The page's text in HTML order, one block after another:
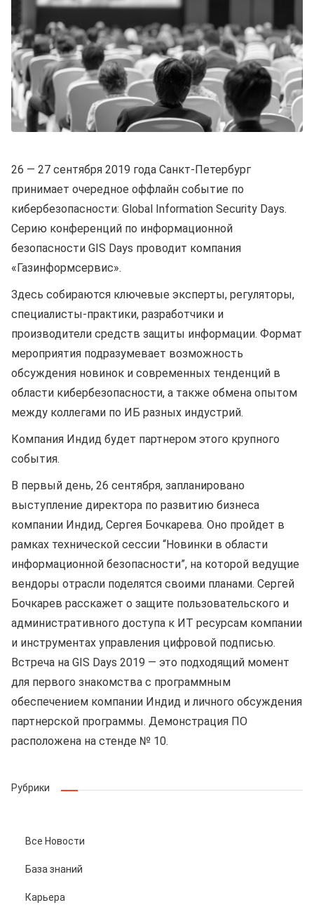
26 — 27 сентября 2019 года Санкт-Петербург
принимает очередное оффлайн событие по
кибербезопасности: Global Information Security Days.
Серию конференций по информационной
безопасности GIS Days проводит компания
«Газинформсервис».
Здесь собираются ключевые эксперты, регуляторы,
специалисты-практики, разработчики и
производители средств защиты информации. Формат
мероприятия подразумевает возможность
обсуждения новинок и современных тенденций в
области кибербезопасности, а также обмена опытом
между коллегами по ИБ разных индустрий.
Компания Индид будет партнером этого крупного
события.
В первый день, 26 сентября, запланировано
выступление директора по развитию бизнеса
компании Индид, Сергея Бочкарева. Оно пройдет в
рамках технической сессии “Новинки в области
информационной безопасности”, на которой ведущие
вендоры отрасли поделятся своими планами. Сергей
Бочкарев расскажет о защите пользовательского и
административного доступа к ИТ ресурсам компании
и инструментах управления цифровой подписью.
Встреча на GIS Days 2019 — это подходящий момент
для первого знакомства с программным
обеспечением компании Индид и личного обсуждения
партнерской программы. Демонстрация ПО
раcположена на стенде № 10.
Рубрики
Все Новости
База знаний
Карьера